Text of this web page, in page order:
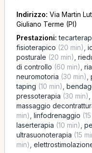
Indirizzo: Via Martin
Giuliano Terme (PI)
Prestazioni:
fisioterapico (20 min)
posturale (20 min)
di controllo (60 min)
neuromotoria (30 min)
taping (10 min)
pressoterapia (30 min)
massaggio
min) linfodrenaggio
laserterapia (10 min)
ultrasuonoterapia (15
min)